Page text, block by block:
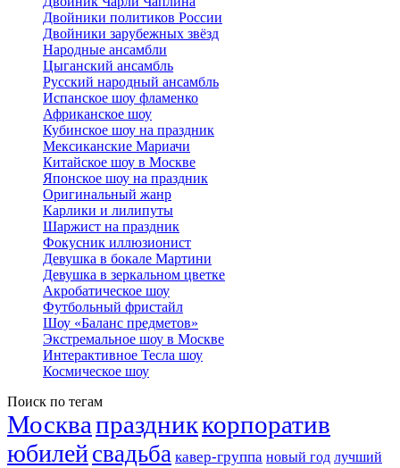
Двойники политиков России
Двойники зарубежных звёзд
Народные ансамбли
Цыганский ансамбль
Русский народный ансамбль
Испанское шоу фламенко
Африканское шоу
Кубинское шоу на праздник
Мексиканские Мариачи
Китайское шоу в Москве
Японское шоу на праздник
Оригинальный жанр
Карлики и лилипуты
Шаржист на праздник
Фокусник иллюзионист
Девушка в бокале Мартини
Девушка в зеркальном цветке
Акробатическое шоу
Футбольный фристайл
Шоу «Баланс предметов»
Экстремальное шоу в Москве
Интерактивное Тесла шоу
Космическое шоу
Поиск по тегам
Москвапраздниккорпоратив
юбилейсвадьба кавер-группа новый год лучший